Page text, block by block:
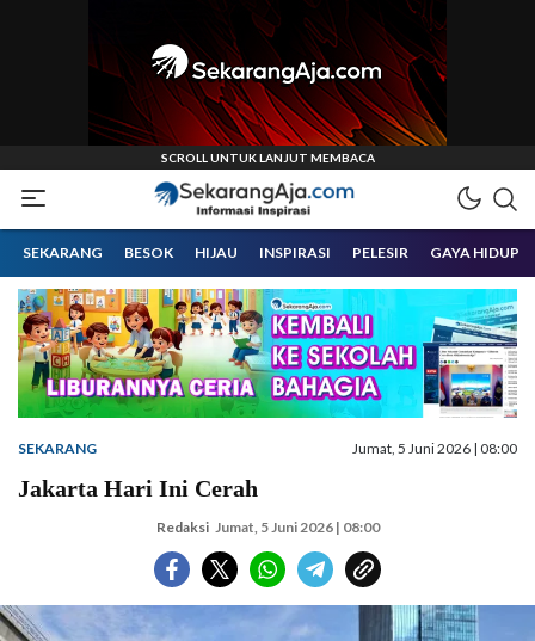
Sekarangaja
Informasi Inspirasi Malang Raya
SEKARANG BESOK HIJAU INSPIRASI PELESIR GAYA HIDUP
SEKARANG Jumat, 5 Juni 2026 | 08:00
Jakarta Hari Ini Cerah
Redaksi Jumat, 5 Juni 2026 | 08:00